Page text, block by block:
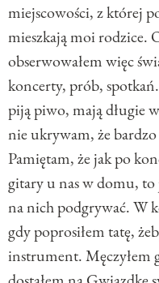
miejscowości, z której
mieszkają moi rodzice.
obserwowałem więc
koncerty, prób,
piją piwo, mają długie
nie ukrywam, że
Pamiętam, że jak po
gitary u nas w domu, to
na nich podgrywać. W
gdy poprosiłem tatę,
instrument. Męczyłem